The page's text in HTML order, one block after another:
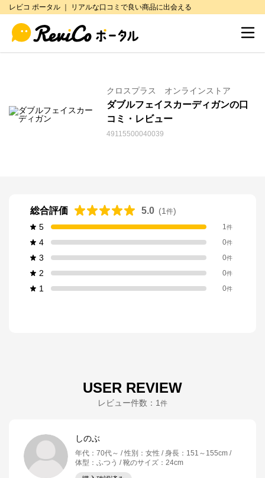
レビコ ポータル ｜ リアルな口コミで良い商品に出会える
クロスプラス オンラインストア
ダブルフェイスカーディガンの口
コミ・レビュー
49115500040039
総合評価 5.0 (1 件)
5
1件
4 0件
3 0件
2 0件
1 0件
USER REVIEW
レビュー件数： 1 件
しのぶ
年代 ： 70代～ 性別 ： 女性 身長 ： 151～155cm
体型 ： ふつう 靴のサイズ ： 24cm